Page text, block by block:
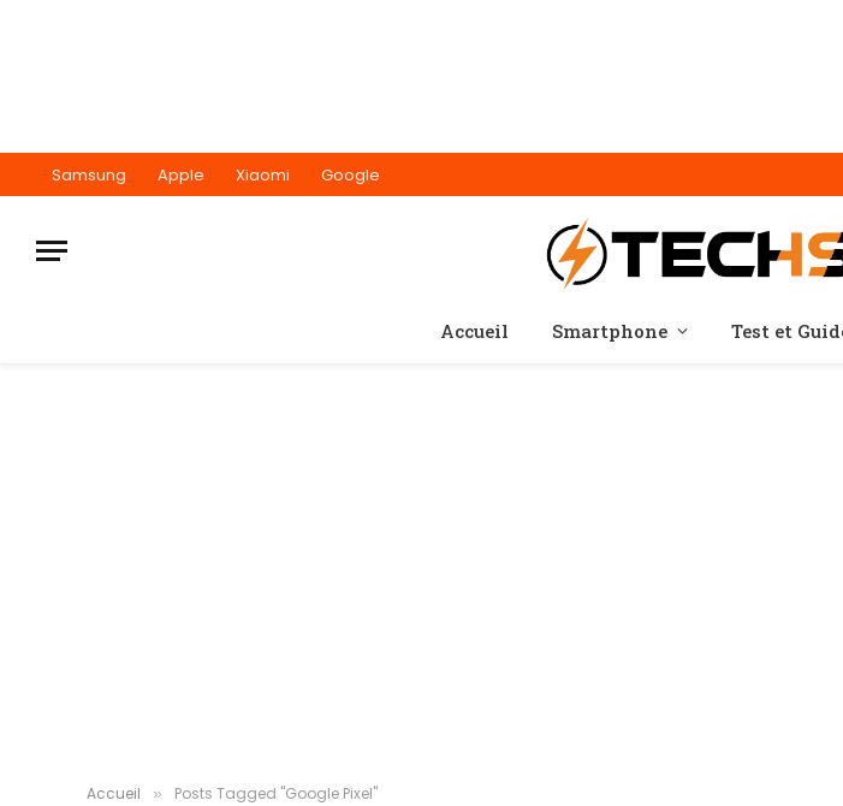
Samsung Apple Xiaomi Google
Accueil Smartphone Test et
Accueil » Posts Tagged "Google Pixel"